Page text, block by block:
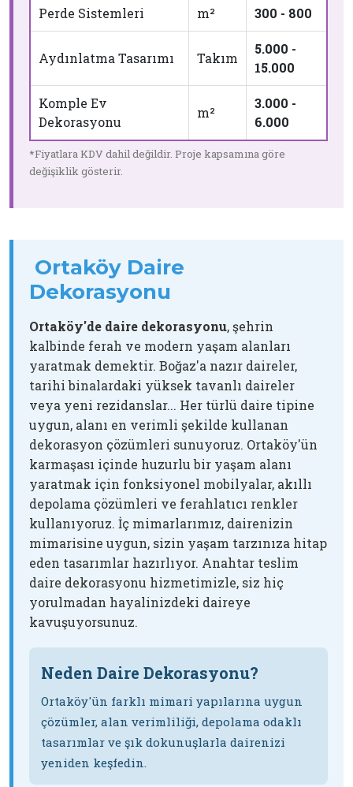
Perde Sistemleri m² 300 - 800
Aydınlatma Tasarımı Takım
5.000 -
15.000
Komple Ev
Dekorasyonu
m²
3.000 -
6.000
*Fiyatlara KDV dahil değildir. Proje kapsamına göre
değişiklik gösterir.
Ortaköy Daire
Dekorasyonu
Ortaköy'de daire dekorasyonu, şehrin
kalbinde ferah ve modern yaşam alanları
yaratmak demektir. Boğaz'a nazır daireler,
tarihi binalardaki yüksek tavanlı daireler
veya yeni rezidanslar... Her türlü daire tipine
uygun, alanı en verimli şekilde kullanan
dekorasyon çözümleri sunuyoruz. Ortaköy'ün
karmaşası içinde huzurlu bir yaşam alanı
yaratmak için fonksiyonel mobilyalar, akıllı
depolama çözümleri ve ferahlatıcı renkler
kullanıyoruz. İç mimarlarımız, dairenizin
mimarisine uygun, sizin yaşam tarzınıza hitap
eden tasarımlar hazırlıyor. Anahtar teslim
daire dekorasyonu hizmetimizle, siz hiç
yorulmadan hayalinizdeki daireye
kavuşuyorsunuz.
Neden Daire Dekorasyonu?
Ortaköy'ün farklı mimari yapılarına uygun
çözümler, alan verimliliği, depolama odaklı
tasarımlar ve şık dokunuşlarla dairenizi
yeniden keşfedin.